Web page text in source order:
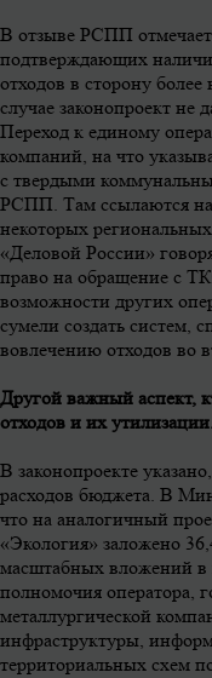
В отзыве РСПП
подтверждающих
отходов в сторону
случае законопроект не
Переход к единому
компаний, на что
с твердыми
РСПП. Там ссылаются
некоторых
«Деловой России»
право на обращение с
возможности других
сумели создать систем,
вовлечению отходов во
Другой важный аспект,
отходов и их
В законопроекте
расходов бюджета. В
что на аналогичный
«Экология» заложено
масштабных вложений в
полномочия оператора,
металлургической
инфраструктуры,
территориальных схем